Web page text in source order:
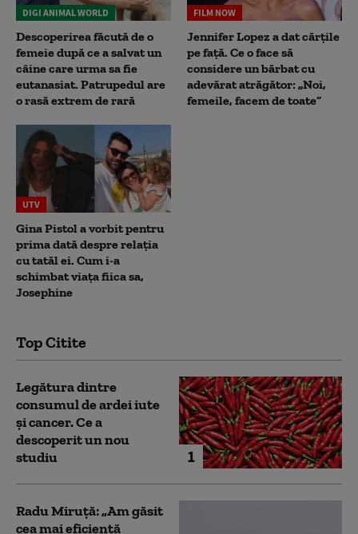
DIGI ANIMAL WORLD
Descoperirea făcută de o
femeie după ce a salvat un
câine care urma sa fie
eutanasiat. Patrupedul are
o rasă extrem de rară
FILM NOW
Jennifer Lopez a dat cărțile
pe față. Ce o face să
considere un bărbat cu
adevărat atrăgător: „Noi,
femeile, facem de toate”
UTV
Gina Pistol a vorbit pentru
prima dată despre relația
cu tatăl ei. Cum i-a
schimbat viața fiica sa,
Josephine
Top Citite
1
Legătura dintre
consumul de ardei iute
și cancer. Ce a
descoperit un nou
studiu
Radu Miruță: „Am găsit
cea mai eficientă